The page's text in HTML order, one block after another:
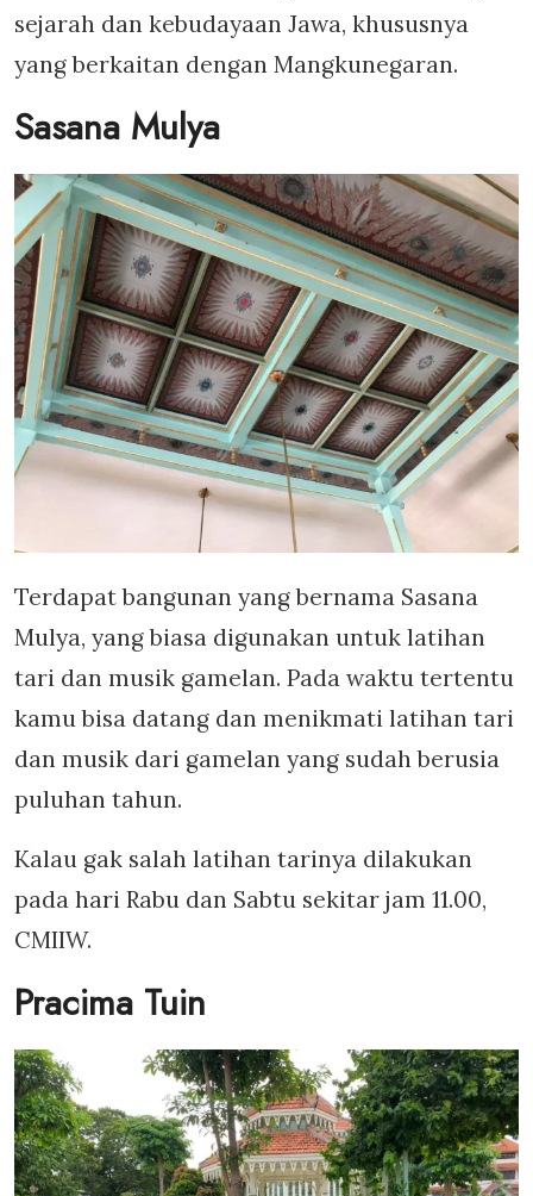
sejarah dan kebudayaan Jawa, khususnya
yang berkaitan dengan Mangkunegaran.
Sasana Mulya
Terdapat bangunan yang bernama Sasana
Mulya, yang biasa digunakan untuk latihan
tari dan musik gamelan. Pada waktu tertentu
kamu bisa datang dan menikmati latihan tari
dan musik dari gamelan yang sudah berusia
puluhan tahun.
Kalau gak salah latihan tarinya dilakukan
pada hari Rabu dan Sabtu sekitar jam 11.00,
CMIIW.
Pracima Tuin